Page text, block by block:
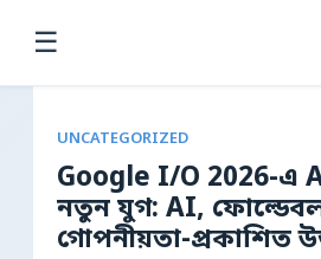
☰
UNCATEGORIZED
Google I/O 2026-এ
নতুন যুগ: AI,
গোপনীয়তা-প্রকাশিত